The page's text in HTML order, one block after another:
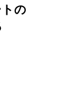
の